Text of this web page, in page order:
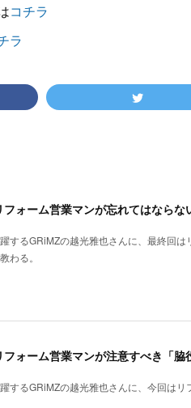
コチラ
ラ
するGRiMZの越光雅也さんに、最終回
わる。
ォーム営業マンが注意すべき「脇
するGRiMZの越光雅也さんに、今回は